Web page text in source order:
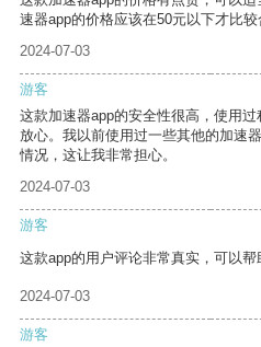
速器app的价格应该在50元以下才比较
2024-07-03
游客
这款加速器app的安全性很高，使用
放心。我以前使用过一些其他的加速
情况，这让我非常担心。
2024-07-03
游客
这款app的用户评论非常真实，可以帮
2024-07-03
游客